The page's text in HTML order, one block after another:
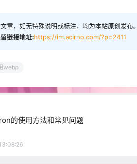
章，如无特殊说明或标注，均为本站原创发
链接地址:https://im.acirno.com/?p=2411
webp
的使用方法和常见问题